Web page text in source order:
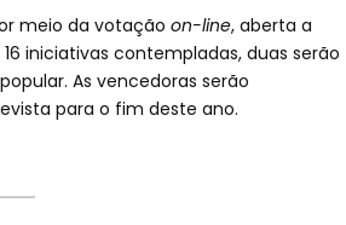
meio da votação on-line, aberta a
iniciativas contempladas, duas serão
As vencedoras serão
para o fim deste ano.